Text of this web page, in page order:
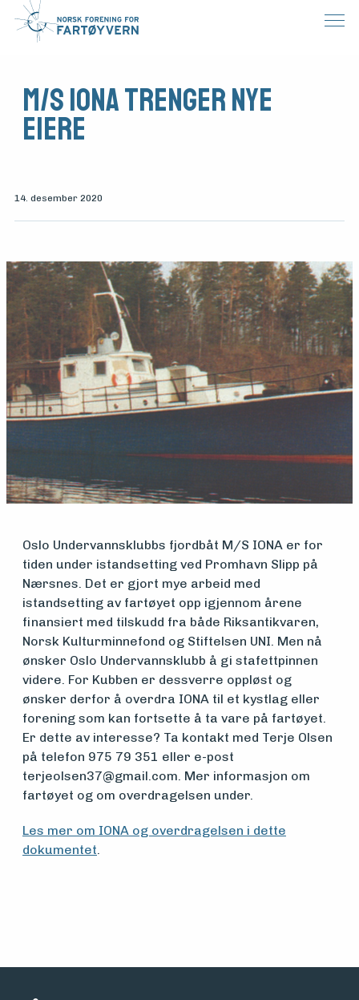
Medlemsfartøy
Søk
om
midler
Vern,
vedlikehold
og drift
Om
foreningen
Aktuelt
Arrangementer
M/S IONA trenger nye
eiere
14. desember 2020
Oslo Undervannsklubbs fjordbåt M/S IONA er for
tiden under istandsetting ved Promhavn Slipp på
Nærsnes. Det er gjort mye arbeid med
istandsetting av fartøyet opp igjennom årene
finansiert med tilskudd fra både Riksantikvaren,
Norsk Kulturminnefond og Stiftelsen UNI. Men nå
ønsker Oslo Undervannsklubb å gi stafettpinnen
videre. For Kubben er dessverre oppløst og
ønsker derfor å overdra IONA til et kystlag eller
forening som kan fortsette å ta vare på fartøyet.
Er dette av interesse? Ta kontakt med Terje Olsen
på telefon 975 79 351 eller e-post
terjeolsen37@gmail.com. Mer informasjon om
fartøyet og om overdragelsen under.
Les mer om IONA og overdragelsen i dette
dokumentet.